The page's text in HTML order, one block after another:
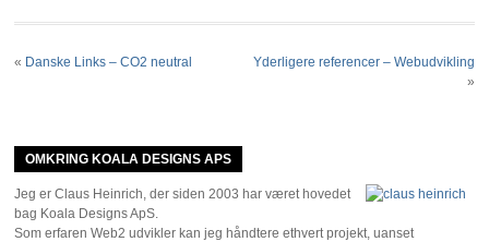
« Danske Links – CO2 neutral
Yderligere referencer – Webudvikling
»
OMKRING KOALA DESIGNS APS
Jeg er Claus Heinrich, der siden 2003 har været hovedet
bag Koala Designs ApS.
Som erfaren Web2 udvikler kan jeg håndtere ethvert projekt, uanset